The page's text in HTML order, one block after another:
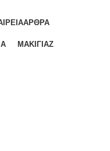
ΑΡΘΡΑ
ΜΑΚΙΓΙΆΖ